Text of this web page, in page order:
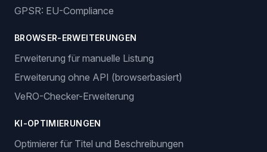
GPSR: EU-Compliance
BROWSER-ERWEITERUNGEN
Erweiterung für manuelle Listung
Erweiterung ohne API (browserbasiert)
VeRO-Checker-Erweiterung
KI-OPTIMIERUNGEN
Optimierer für Titel und Beschreibungen